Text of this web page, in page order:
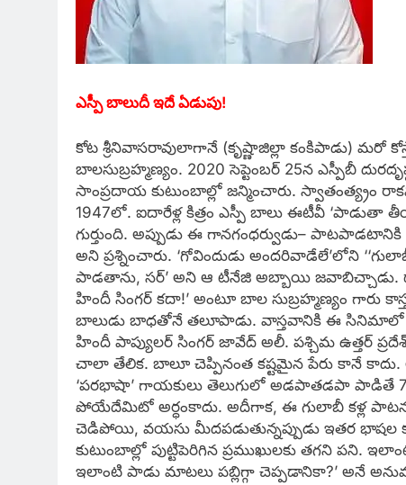
ఎస్పీ బాలుదీ ఇదే ఏడుపు!
కోట శ్రీనివాసరావులాగానే (కృష్ణాజిల్లా కంకిపాడు) మరో
బాలసుబ్రహ్మణ్యం. 2020 సెప్టెంబర్‌ 25న ఎస్పీబీ
సాంప్రదాయ కుటుంబాల్లో జన్మించారు. స్వాతంత్య్రం
1947లో. ఐదారేళ్ల కిత్రం ఎస్పీ బాలు ఈటీవీ ‘పాడుతా
గుర్తుంది. అప్పుడు ఈ గానగంధర్వుడు–
అని ప్రశ్నించారు. ‘గోవిందుడు అందరివాడేలే’లోని
పాడతాను, సర్‌’ అని ఆ టీనేజి అబ్బాయి జవాబిచ్చాడు.
హిందీ సింగర్‌ కదా!’ అంటూ బాల సుబ్రహ్మణ్యం గారు
బాలుడు బాధతోనే తలూపాడు. వాస్తవానికి ఈ సినిమాలో
హిందీ పాప్యులర్‌ సింగర్‌ జావేద్‌ అలీ. పశ్చిమ ఉత్తర్‌
చాలా తేలిక. బాలూ చెప్పినంత కష్టమైన పేరు కానే
‘పరభాషా’ గాయకులు తెలుగులో అడపాతడపా పాడితే
పోయేదేమిటో అర్ధంకాదు. అదీగాక, ఈ గులాబీ కళ్ల
చెడిపోయి, వయసు మీదపడుతున్నప్పుడు ఇతర భాషల
కుటుంబాల్లో పుట్టిపెరిగిన ప్రముఖులకు తగని పని.
ఇలాంటి పాడు మాటలు పబ్లిగ్గా చెప్పడానికా?’ అనే